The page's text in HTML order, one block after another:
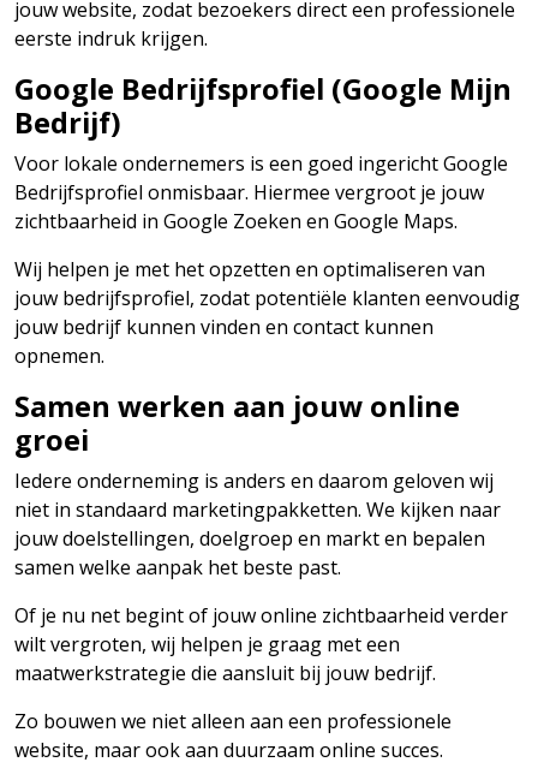
jouw website, zodat bezoekers direct een professionele
eerste indruk krijgen.
Google Bedrijfsprofiel (Google Mijn
Bedrijf)
Voor lokale ondernemers is een goed ingericht Google
Bedrijfsprofiel onmisbaar. Hiermee vergroot je jouw
zichtbaarheid in Google Zoeken en Google Maps.
Wij helpen je met het opzetten en optimaliseren van
jouw bedrijfsprofiel, zodat potentiële klanten eenvoudig
jouw bedrijf kunnen vinden en contact kunnen
opnemen.
Samen werken aan jouw online
groei
Iedere onderneming is anders en daarom geloven wij
niet in standaard marketingpakketten. We kijken naar
jouw doelstellingen, doelgroep en markt en bepalen
samen welke aanpak het beste past.
Of je nu net begint of jouw online zichtbaarheid verder
wilt vergroten, wij helpen je graag met een
maatwerkstrategie die aansluit bij jouw bedrijf.
Zo bouwen we niet alleen aan een professionele
website, maar ook aan duurzaam online succes.